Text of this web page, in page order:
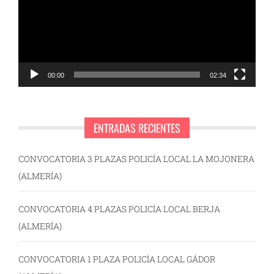
00:00 02:34
ENTRADAS RECIENTES
CONVOCATORIA 3 PLAZAS POLICÍA LOCAL LA MOJONERA
(ALMERÍA)
CONVOCATORIA 4 PLAZAS POLICÍA LOCAL BERJA
(ALMERÍA)
CONVOCATORIA 1 PLAZA POLICÍA LOCAL GÁDOR